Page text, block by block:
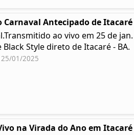
Carnaval Antecipado de Itacaré
ao vivo em 25 de
Black Style direto de Itacaré - BA.
25/01/2025
na Virada do Ano em